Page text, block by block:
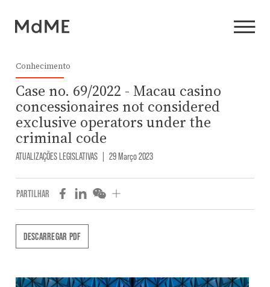
Conhecimento
Case no. 69/2022 - Macau casino
concessionaires not considered
exclusive operators under the
criminal code
ATUALIZAÇÕES LEGISLATIVAS | 29 Março 2023
PARTILHAR
DESCARREGAR PDF